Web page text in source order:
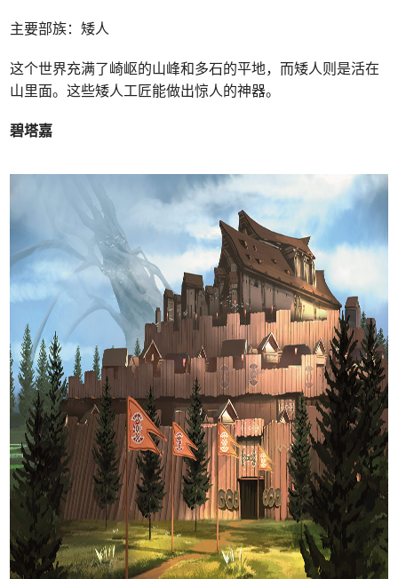
主要部族：矮人
这个世界充满了崎岖的山峰和多石的平地，而矮人则是活在
山里面。这些矮人工匠能做出惊人的神器。
碧塔嘉